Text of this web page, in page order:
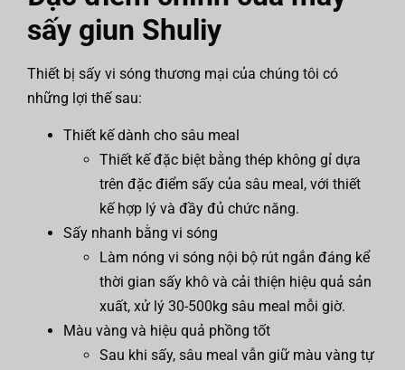
sấy giun Shuliy
Thiết bị sấy vi sóng thương mại của chúng tôi có
những lợi thế sau:
Thiết kế dành cho sâu meal
Thiết kế đặc biệt bằng thép không gỉ dựa
trên đặc điểm sấy của sâu meal, với thiết
kế hợp lý và đầy đủ chức năng.
Sấy nhanh bằng vi sóng
Làm nóng vi sóng nội bộ rút ngắn đáng kể
thời gian sấy khô và cải thiện hiệu quả sản
xuất, xử lý 30-500kg sâu meal mỗi giờ.
Màu vàng và hiệu quả phồng tốt
Sau khi sấy, sâu meal vẫn giữ màu vàng tự